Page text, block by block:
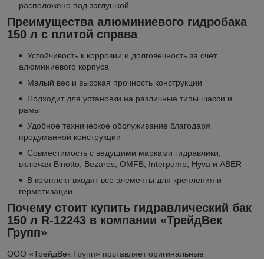
расположено под заглушкой
Преимущества алюминиевого гидробака
150 л с плитой справа
Устойчивость к коррозии и долговечность за счёт
алюминиевого корпуса
Малый вес и высокая прочность конструкции
Подходит для установки на различные типы шасси и
рамы
Удобное техническое обслуживание благодаря
продуманной конструкции
Совместимость с ведущими марками гидравлики,
включая Binotto, Bezares, OMFB, Interpump, Hyva и ABER
В комплект входят все элементы для крепления и
герметизации
Почему стоит купить гидравлический бак
150 л R-12243 в компании «ТрейдВек
Групп»
ООО «ТрейдВек Групп» поставляет оригинальные